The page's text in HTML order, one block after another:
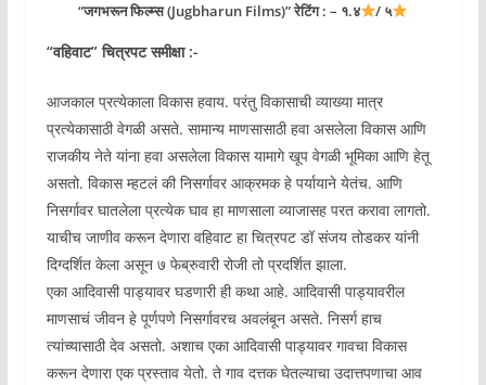
“जगभरून फिल्म्स (Jugbharun Films)” रेटिंग : – १.४ / ५
“वहिवाट” चित्रपट समीक्षा :-
आजकाल प्रत्येकाला विकास हवाय. परंतु विकासाची व्याख्या मात्र
प्रत्येकासाठी वेगळी असते. सामान्य माणसासाठी हवा असलेला विकास आणि
राजकीय नेते यांना हवा असलेला विकास यामागे खूप वेगळी भूमिका आणि हेतू
असतो. विकास म्हटलं की निसर्गावर आक्रमक हे पर्यायाने येतंच. आणि
निसर्गावर घातलेला प्रत्येक घाव हा माणसाला व्याजासह परत करावा लागतो.
याचीच जाणीव करून देणारा वहिवाट हा चित्रपट डॉ संजय तोडकर यांनी
दिग्दर्शित केला असून ७ फेब्रुवारी रोजी तो प्रदर्शित झाला.
एका आदिवासी पाड्यावर घडणारी ही कथा आहे. आदिवासी पाड्यावरील
माणसाचं जीवन हे पूर्णपणे निसर्गावरच अवलंबून असते. निसर्ग हाच
त्यांच्यासाठी देव असतो. अशाच एका आदिवासी पाड्यावर गावचा विकास
करून देणारा एक प्रस्ताव येतो. ते गाव दत्तक घेतल्याचा उदात्तपणाचा आव